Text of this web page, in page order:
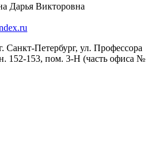
Дарья Викторовна
Санкт-Петербург, ул. Профессора
152-153, пом. 3-Н (часть офиса №